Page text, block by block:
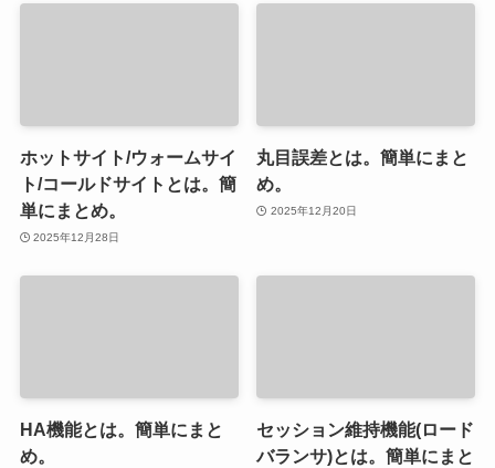
ホットサイト/ウォームサイ
ト/コールドサイトとは。簡
単にまとめ。
2025年12月28日
丸目誤差とは。簡単にまと
め。
2025年12月20日
HA機能とは。簡単にまと
め。
セッション維持機能(ロード
バランサ)とは。簡単にまと